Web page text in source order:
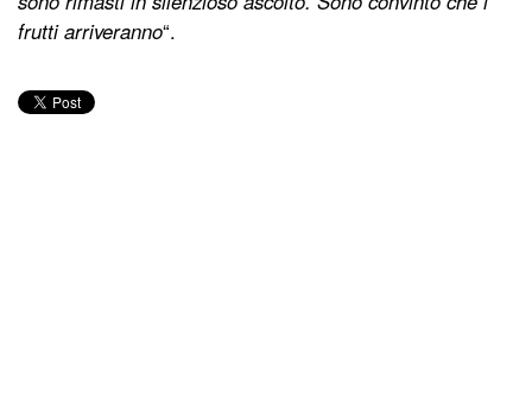
frutti arriveranno“.